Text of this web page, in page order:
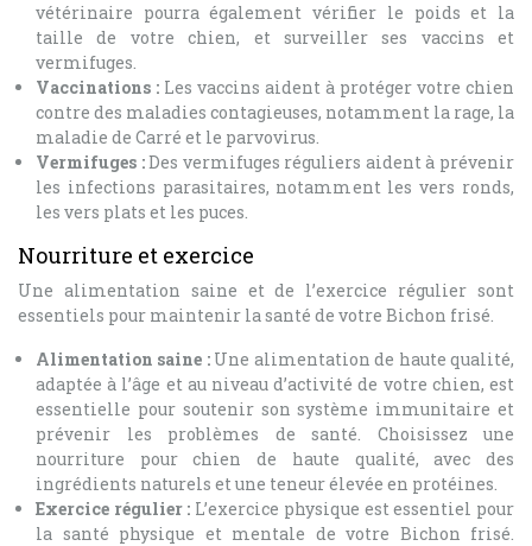
vétérinaire pourra également vérifier le poids et la
taille de votre chien, et surveiller ses vaccins et
vermifuges.
Vaccinations : Les vaccins aident à protéger votre chien
contre des maladies contagieuses, notamment la rage, la
maladie de Carré et le parvovirus.
Vermifuges :Des vermifuges réguliers aident à prévenir
les infections parasitaires, notamment les vers ronds,
les vers plats et les puces.
Nourriture et exercice
Une alimentation saine et de l’exercice régulier sont
essentiels pour maintenir la santé de votre Bichon frisé.
Alimentation saine : Une alimentation de haute qualité,
adaptée à l’âge et au niveau d’activité de votre chien, est
essentielle pour soutenir son système immunitaire et
prévenir les problèmes de santé. Choisissez une
nourriture pour chien de haute qualité, avec des
ingrédients naturels et une teneur élevée en protéines.
Exercice régulier : L’exercice physique est essentiel pour
la santé physique et mentale de votre Bichon frisé.